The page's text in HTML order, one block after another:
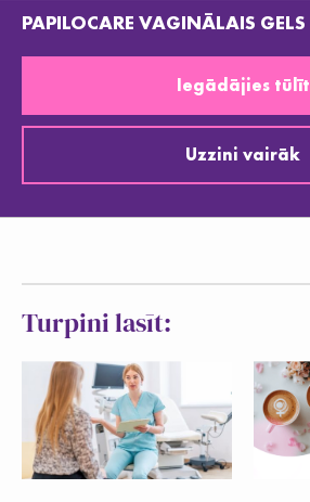
PAPILOCARE VAGINĀLAIS GELS
Iegādājies tūlīt
Uzzini vairāk
Turpini lasīt: